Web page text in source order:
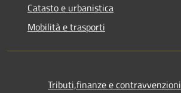
Catasto e urbanistica
Mobilità e trasporti
Tributi,finanze e contravvenzioni